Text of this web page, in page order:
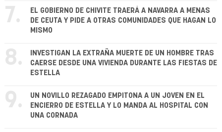
7.
EL GOBIERNO DE CHIVITE TRAERÁ A NAVARRA A MENAS
DE CEUTA Y PIDE A OTRAS COMUNIDADES QUE HAGAN LO
MISMO
8.
INVESTIGAN LA EXTRAÑA MUERTE DE UN HOMBRE TRAS
CAERSE DESDE UNA VIVIENDA DURANTE LAS FIESTAS DE
ESTELLA
9.
UN NOVILLO REZAGADO EMPITONA A UN JOVEN EN EL
ENCIERRO DE ESTELLA Y LO MANDA AL HOSPITAL CON
UNA CORNADA